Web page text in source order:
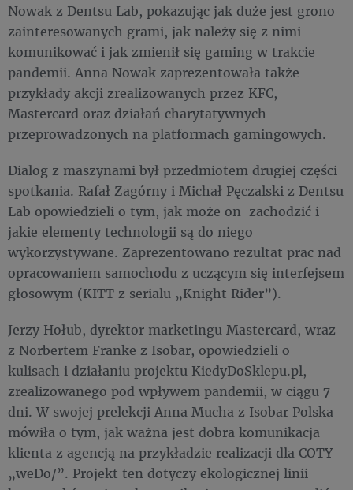
Nowak z Dentsu Lab, pokazując jak duże jest grono
zainteresowanych grami, jak należy się z nimi
komunikować i jak zmienił się gaming w trakcie
pandemii. Anna Nowak zaprezentowała także
przykłady akcji zrealizowanych przez KFC,
Mastercard oraz działań charytatywnych
przeprowadzonych na platformach gamingowych.
Dialog z maszynami był przedmiotem drugiej części
spotkania. Rafał Zagórny i Michał Pęczalski z Dentsu
Lab opowiedzieli o tym, jak może on zachodzić i
jakie elementy technologii są do niego
wykorzystywane. Zaprezentowano rezultat prac nad
opracowaniem samochodu z uczącym się interfejsem
głosowym (KITT z serialu „Knight Rider”).
Jerzy Hołub, dyrektor marketingu Mastercard, wraz
z Norbertem Franke z Isobar, opowiedzieli o
kulisach i działaniu projektu KiedyDoSklepu.pl,
zrealizowanego pod wpływem pandemii, w ciągu 7
dni. W swojej prelekcji Anna Mucha z Isobar Polska
mówiła o tym, jak ważna jest dobra komunikacja
klienta z agencją na przykładzie realizacji dla COTY
„weDo/”. Projekt ten dotyczy ekologicznej linii